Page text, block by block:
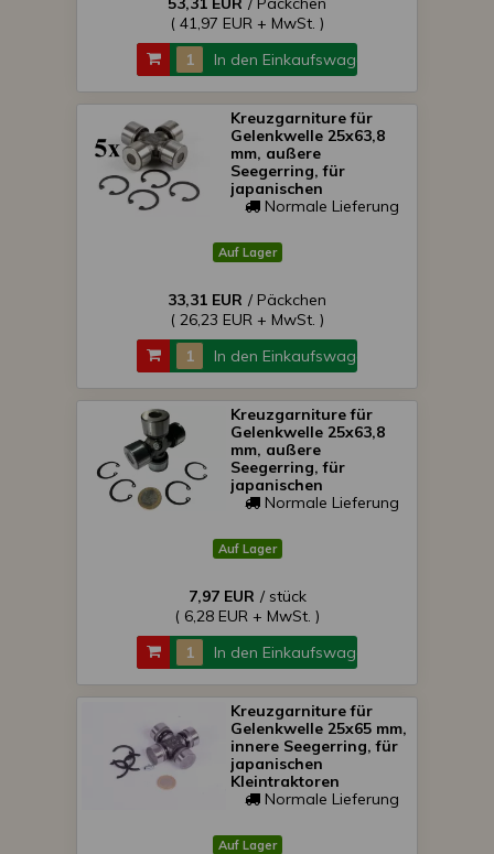
( 41,97 EUR + MwSt. )
In den Einkaufswagen
Kreuzgarniture für
Gelenkwelle 25x63,8
mm, außere
Seegerring, für
japanischen
Kleintraktoren, Packet
SONDERPREIS!
Normale Lieferung
Auf Lager
33,31 EUR / Päckchen
( 26,23 EUR + MwSt. )
In den Einkaufswagen
Kreuzgarniture für
Gelenkwelle 25x63,8
mm, außere
Seegerring, für
japanischen
Kleintraktoren,
Normale Lieferung
Auf Lager
7,97 EUR / stück
( 6,28 EUR + MwSt. )
In den Einkaufswagen
Kreuzgarniture für
Gelenkwelle 25x65 mm,
innere Seegerring, für
japanischen
Kleintraktoren
Normale Lieferung
Auf Lager